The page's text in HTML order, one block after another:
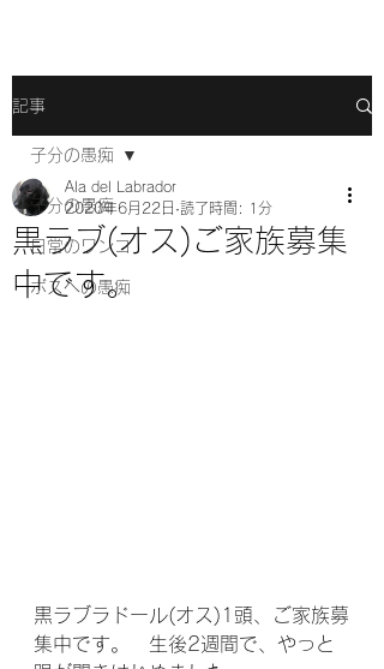
記事
子分の愚痴
日常のワンコ
ボスへの愚痴
子分の愚痴
黒ラブ(オス)ご家族募集
中です。
Ala del Labrador
2020年6月22日 読了時間: 1分
黒ラブラドール(オス)1頭、ご家族募
集中です。　生後2週間で、やっと